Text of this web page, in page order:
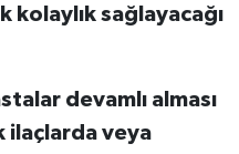
kolaylık sağlayacağı
devamlı alması
veya